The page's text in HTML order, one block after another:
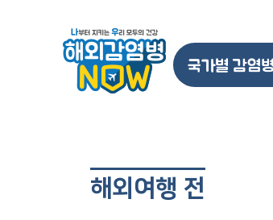
국가별 감염
해외여행 전